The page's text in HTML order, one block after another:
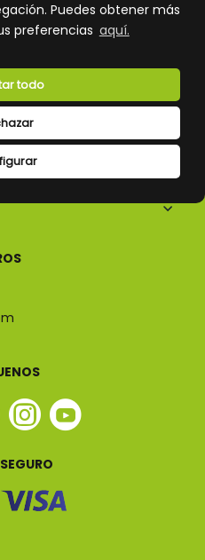
Puedes obtener más
preferencias aquí.
todo
Instagram
Youtube